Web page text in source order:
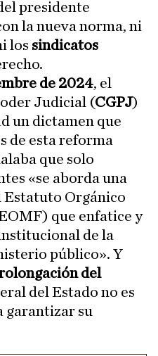
presidente
la nueva norma, ni
los sindicatos
de 2024, el
Judicial (CGPJ)
un dictamen que
de esta reforma
que solo
«se aborda una
Estatuto Orgánico
que enfatice y
de la
público». Y
del
del Estado no es
garantizar su